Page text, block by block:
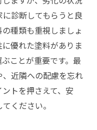
診断してもらうと良
種類も重視しましょ
優れた塗料がありま
ことが重要です。最
近隣への配慮を忘れ
トを押さえて、安
ください。